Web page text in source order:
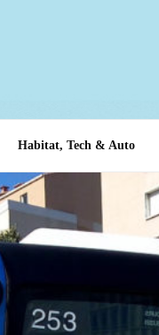
Habitat, Tech & Auto